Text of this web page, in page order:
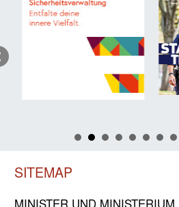
SITEMAP
MINISTER UND MINIST­ERIUM